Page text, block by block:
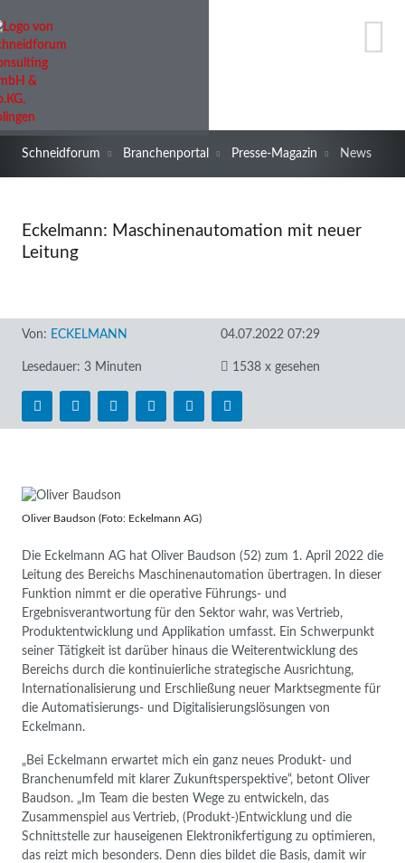
Schneidforum Branchenportal Presse-Magazin News
Eckelmann: Maschinenautomation mit neuer
Leitung
Von: ECKELMANN 04.07.2022 07:29
Lesedauer: 3 Minuten 1538 x gesehen
Oliver Baudson (Foto: Eckelmann AG)
Die Eckelmann AG hat Oliver Baudson (52) zum 1. April 2022 die
Leitung des Bereichs Maschinenautomation übertragen. In dieser
Funktion nimmt er die operative Führungs- und
Ergebnisverantwortung für den Sektor wahr, was Vertrieb,
Produktentwicklung und Applikation umfasst. Ein Schwerpunkt
seiner Tätigkeit ist darüber hinaus die Weiterentwicklung des
Bereichs durch die kontinuierliche strategische Ausrichtung,
Internationalisierung und Erschließung neuer Marktsegmente für
die Automatisierungs- und Digitalisierungslösungen von
Eckelmann.
„Bei Eckelmann erwartet mich ein ganz neues Produkt- und
Branchenumfeld mit klarer Zukunftsperspektive“, betont Oliver
Baudson. „Im Team die besten Wege zu entwickeln, das
Zusammenspiel aus Vertrieb, (Produkt-)Entwicklung und die
Schnittstelle zur hauseigenen Elektronikfertigung zu optimieren,
das reizt mich besonders. Denn dies bildet die Basis, damit wir